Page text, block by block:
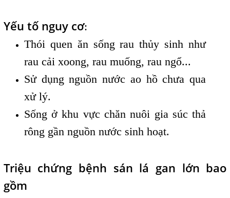
Yếu tố nguy cơ:
Thói quen ăn sống rau thủy sinh như
rau cải xoong, rau muống, rau ngổ...
Sử dụng nguồn nước ao hồ chưa qua
xử lý.
Sống ở khu vực chăn nuôi gia súc thả
rông gần nguồn nước sinh hoạt.
Triệu chứng bệnh sán lá gan lớn bao
gồm